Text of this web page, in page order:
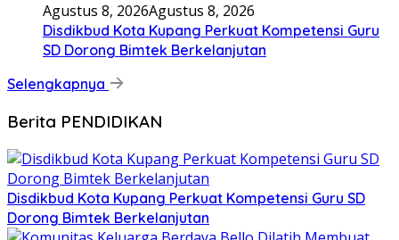
Agustus 8, 2026Agustus 8, 2026
Disdikbud Kota Kupang Perkuat Kompetensi Guru
SD Dorong Bimtek Berkelanjutan
Selengkapnya
Berita PENDIDIKAN
Disdikbud Kota Kupang Perkuat Kompetensi Guru SD
Dorong Bimtek Berkelanjutan